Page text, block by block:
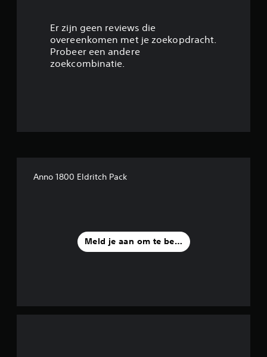
t
i
Er zijn geen reviews die
overeenkomen met je zoekopdracht.
Probeer een andere
zoekcombinatie.
Anno 1800 Eldritch Pack
Meld je aan om te beoordelen